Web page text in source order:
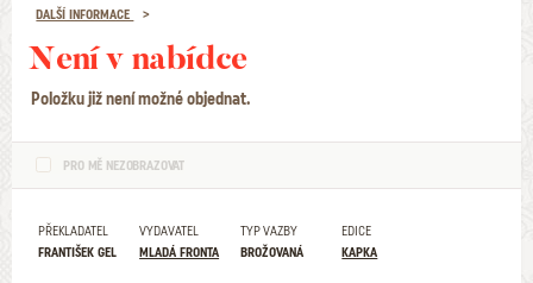
DALŠÍ INFORMACE
Není v nabídce
Položku již není možné objednat.
PRO MĚ NEZOBRAZOVAT
PŘEKLADATEL
FRANTIŠEK GEL
VYDAVATEL
MLADÁ FRONTA
TYP VAZBY
BROŽOVANÁ
EDICE
KAPKA